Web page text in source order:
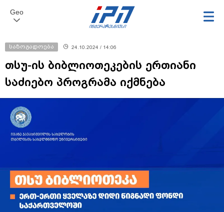
Geo
საზოგადოება 24.10.2024 / 14:06
თსუ-ის ბიბლიოთეკების ერთიანი
საძიებო პროგრამა იქმნება